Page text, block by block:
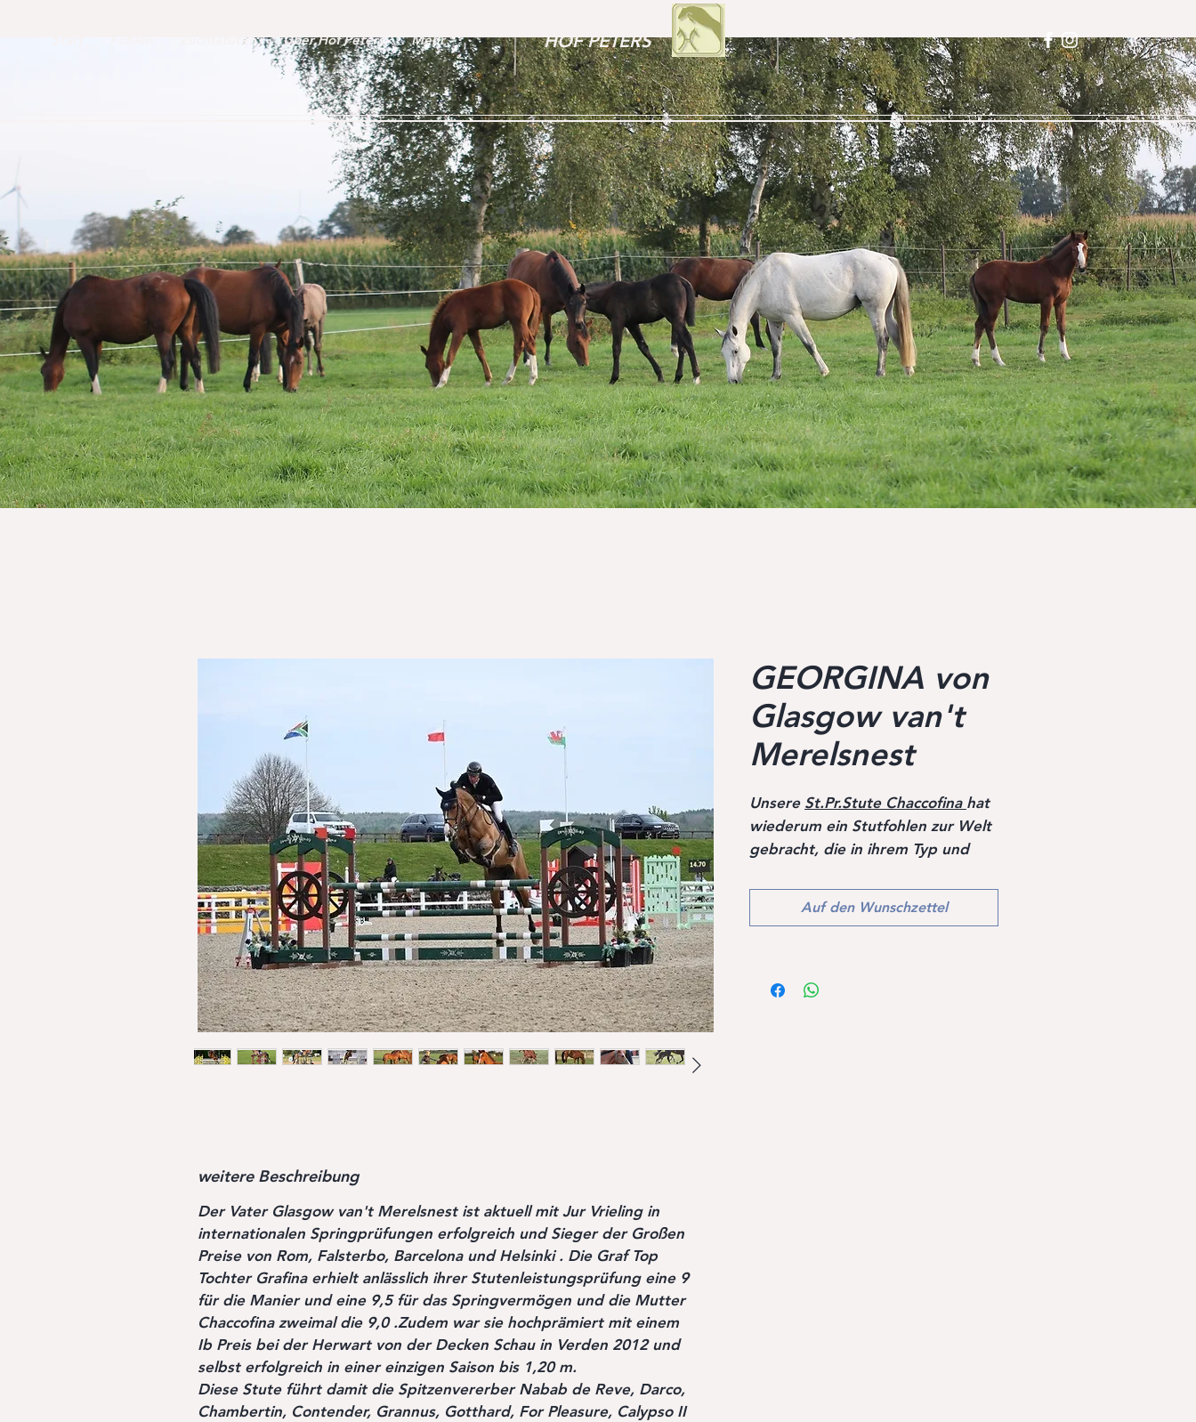
Zuchtstuten Über Hof Peters Mehr HOF PETERS
GEORGINA von
Glasgow van't
Merelsnest
Unsere St.Pr.Stute Chaccofina hat
wiederum ein Stutfohlen zur Welt
gebracht, die in ihrem Typ und
Grafina erinnert.
Auf den Wunschzettel
weitere Beschreibung
Der Vater Glasgow van't Merelsnest ist aktuell mit Jur Vrieling in
internationalen Springprüfungen erfolgreich und Sieger der Großen
Preise von Rom, Falsterbo, Barcelona und Helsinki . Die Graf Top
Tochter Grafina erhielt anlässlich ihrer Stutenleistungsprüfung eine 9
für die Manier und eine 9,5 für das Springvermögen und die Mutter
Chaccofina zweimal die 9,0 .Zudem war sie hochprämiert mit einem
Ib Preis bei der Herwart von der Decken Schau in Verden 2012 und
selbst erfolgreich in einer einzigen Saison bis 1,20 m.
Diese Stute führt damit die Spitzenvererber Nabab de Reve, Darco,
Chambertin, Contender, Grannus, Gotthard, For Pleasure, Calypso II